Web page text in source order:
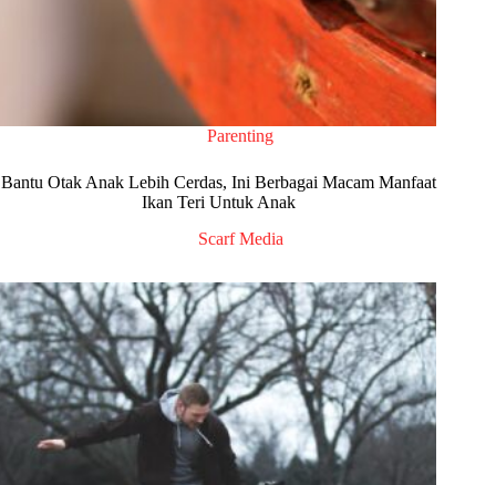
Parenting
Bantu Otak Anak Lebih Cerdas, Ini Berbagai Macam Manfaat
Ikan Teri Untuk Anak
Scarf Media